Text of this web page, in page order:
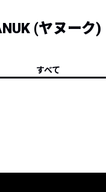
ト (ヤヌーク)
すべて